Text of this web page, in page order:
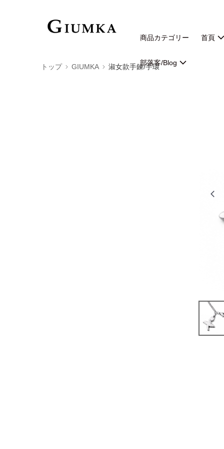
商品カテゴリー 首頁
部落客/Blog
トップ GIUMKA 淑女款手鍊/手環